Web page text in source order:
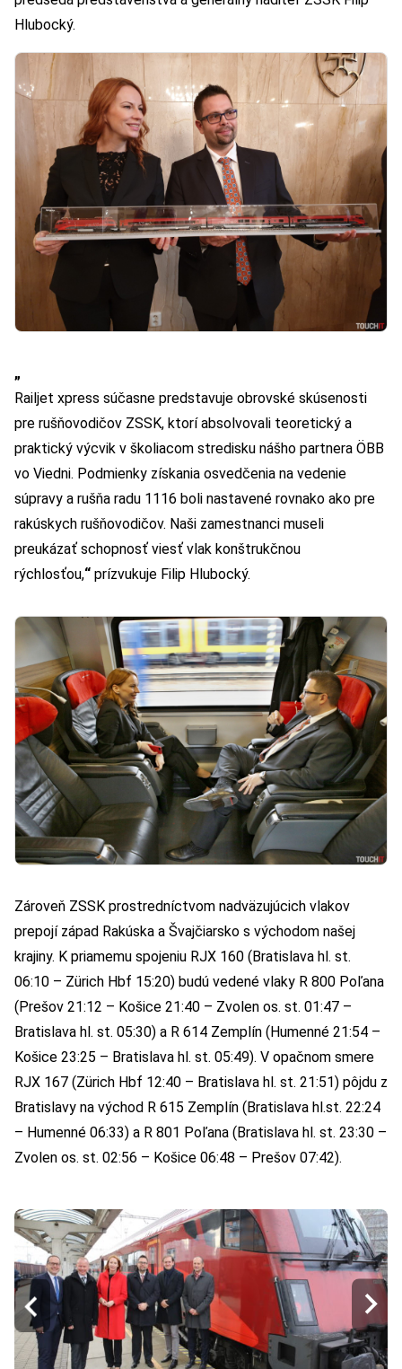
Hlubocký.
„
Railjet xpress súčasne predstavuje obrovské skúsenosti
pre rušňovodičov ZSSK, ktorí absolvovali teoretický a
praktický výcvik v školiacom stredisku nášho partnera ÖBB
vo Viedni. Podmienky získania osvedčenia na vedenie
súpravy a rušňa radu 1116 boli nastavené rovnako ako pre
rakúskych rušňovodičov. Naši zamestnanci museli
preukázať schopnosť viesť vlak konštrukčnou
rýchlosťou,“ prízvukuje Filip Hlubocký.
Zároveň ZSSK prostredníctvom nadväzujúcich vlakov
prepojí západ Rakúska a Švajčiarsko s východom našej
krajiny. K priamemu spojeniu RJX 160 (Bratislava hl. st.
06:10 – Zürich Hbf 15:20) budú vedené vlaky R 800 Poľana
(Prešov 21:12 – Košice 21:40 – Zvolen os. st. 01:47 –
Bratislava hl. st. 05:30) a R 614 Zemplín (Humenné 21:54 –
Košice 23:25 – Bratislava hl. st. 05:49). V opačnom smere
RJX 167 (Zürich Hbf 12:40 – Bratislava hl. st. 21:51) pôjdu z
Bratislavy na východ R 615 Zemplín (Bratislava hl.st. 22:24
– Humenné 06:33) a R 801 Poľana (Bratislava hl. st. 23:30 –
Zvolen os. st. 02:56 – Košice 06:48 – Prešov 07:42).